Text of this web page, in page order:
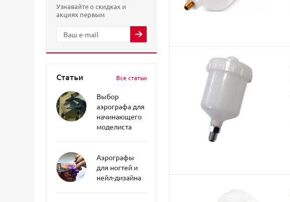
Узнавайте о скидках и
акциях первым
Статьи Все статьи
Выбор
аэрографа для
начинающего
моделиста
Аэрографы
для ногтей и
нейл-дизайна